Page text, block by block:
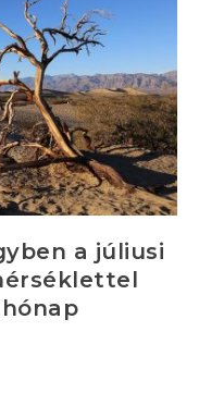
a júliusi